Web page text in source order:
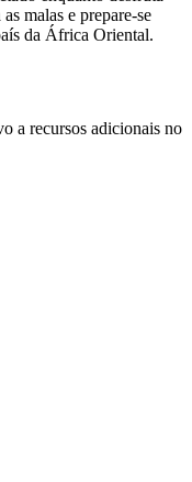
malas e prepare-se
da África Oriental.
a recursos adicionais no